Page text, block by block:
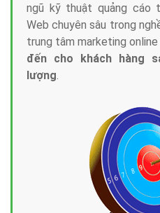
ngũ kỹ thuật quảng cáo
Web chuyên sâu trong
trung tâm marketing online
đến cho khách hàng
lượng.